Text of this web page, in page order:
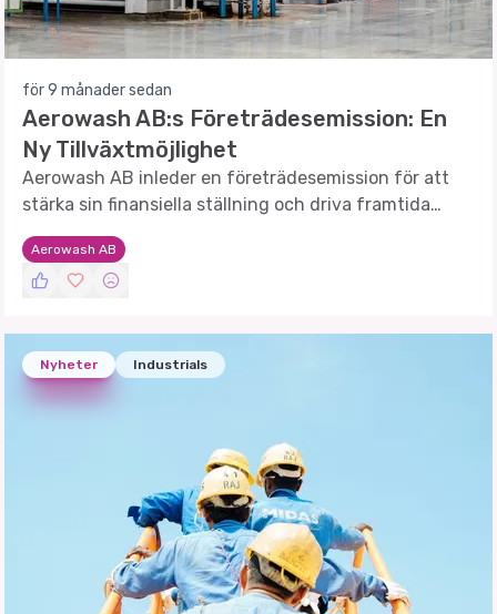
för 9 månader sedan
Aerowash AB:s Företrädesemission: En
Ny Tillväxtmöjlighet
Aerowash AB inleder en företrädesemission för att
stärka sin finansiella ställning och driva framtida
tillväxt.
Aerowash AB
Nyheter Industrials